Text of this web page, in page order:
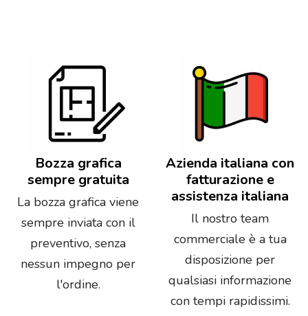
Bozza grafica
sempre gratuita
La bozza grafica viene
sempre inviata con il
preventivo, senza
nessun impegno per
l'ordine.
Azienda italiana con
fatturazione e
assistenza italiana
Il nostro team
commerciale è a tua
disposizione per
qualsiasi informazione
con tempi rapidissimi.